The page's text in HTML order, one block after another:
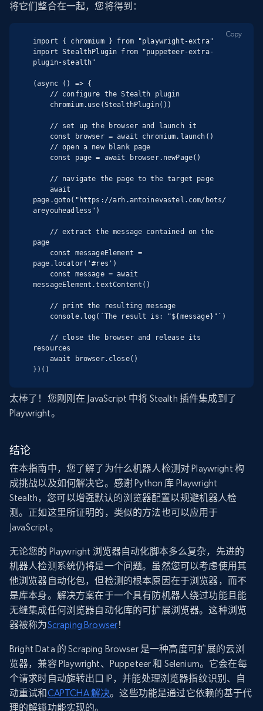
将它们整合在一起，您将得到：
import { chromium } from "playwright-extra"
import StealthPlugin from "puppeteer-extra-
plugin-stealth"
(async () => {
page.goto("https://arh.antoinevastel.com/bots/
areyouheadless")
page
page.locator('#res')
messageElement.textContent()
resources
})()
Copy
太棒了！您刚刚在 JavaScript 中将 Stealth 插件集成到了
Playwright。
结论
在本指南中，您了解了为什么机器人检测对 Playwright 构
成挑战以及如何解决它。感谢 Python 库 Playwright
Stealth，您可以增强默认的浏览器配置以规避机器人检
测。正如这里所证明的，类似的方法也可以应用于
JavaScript。
无论您的 Playwright 浏览器自动化脚本多么复杂，先进的
机器人检测系统仍将是一个问题。虽然您可以考虑使用其
他浏览器自动化包，但检测的根本原因在于浏览器，而不
是库本身。解决方案在于一个具有防机器人绕过功能且能
无缝集成任何浏览器自动化库的可扩展浏览器。这种浏览
器被称为Scraping Browser！
Bright Data 的 Scraping Browser 是一种高度可扩展的云浏
览器，兼容 Playwright、Puppeteer 和 Selenium。它会在每
个请求时自动旋转出口 IP，并能处理浏览器指纹识别、自
动重试和CAPTCHA 解决。这些功能是通过它依赖的基于代
理的解锁功能实现的。